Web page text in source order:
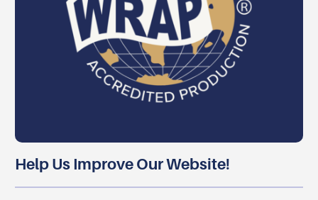
Help Us Improve Our Website!